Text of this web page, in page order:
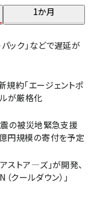
1か月
ック」などで遅延が
約「エージェントポ
が厳格化
震の被災地緊急支援
円規模の寄付を予定
ストア―ズ」が開発、
クールダウン）」